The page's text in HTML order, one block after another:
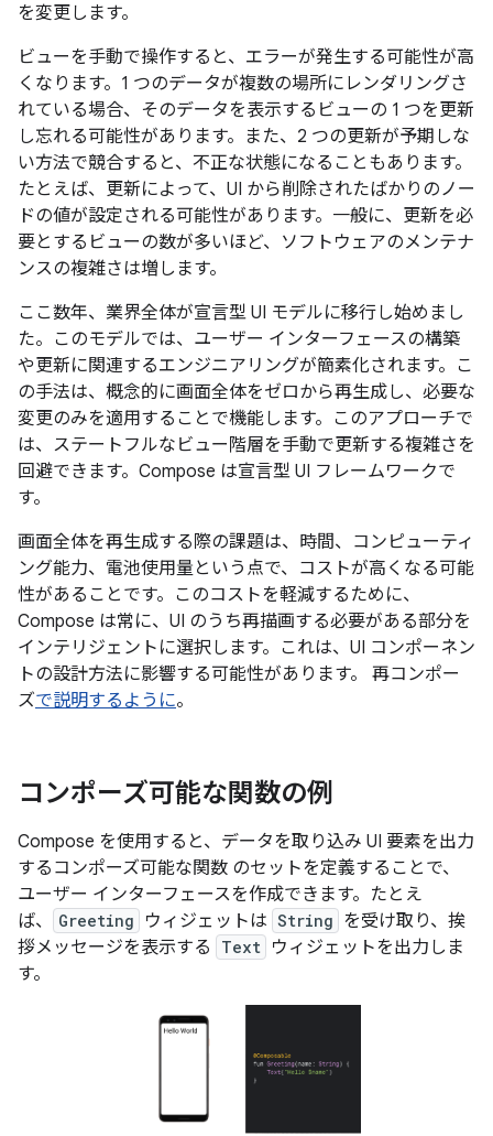
を変更します。
ビューを手動で操作すると、エラーが発生する可能性が高
くなります。1 つのデータが複数の場所にレンダリングさ
れている場合、そのデータを表示するビューの 1 つを更新
し忘れる可能性があります。また、2 つの更新が予期しな
い方法で競合すると、不正な状態になることもあります。
たとえば、更新によって、UI から削除されたばかりのノー
ドの値が設定される可能性があります。一般に、更新を必
要とするビューの数が多いほど、ソフトウェアのメンテナ
ンスの複雑さは増します。
ここ数年、業界全体が宣言型 UI モデルに移行し始めまし
た。このモデルでは、ユーザー インターフェースの構築
や更新に関連するエンジニアリングが簡素化されます。こ
の手法は、概念的に画面全体をゼロから再生成し、必要な
変更のみを適用することで機能します。このアプローチで
は、ステートフルなビュー階層を手動で更新する複雑さを
回避できます。Compose は宣言型 UI フレームワークで
す。
画面全体を再生成する際の課題は、時間、コンピューティ
ング能力、電池使用量という点で、コストが高くなる可能
性があることです。このコストを軽減するために、
Compose は常に、UI のうち再描画する必要がある部分を
インテリジェントに選択します。これは、UI コンポーネン
トの設計方法に影響する可能性があります。 再コンポー
ズで説明するように。
コンポーズ可能な関数の例
Compose を使用すると、データを取り込み UI 要素を出力
するコンポーズ可能な関数 のセットを定義することで、
ユーザー インターフェースを作成できます。たとえ
ば、
Greeting ウィジェットは String を受け取り、挨
拶メッセージを表示する
Text ウィジェットを出力しま
す。